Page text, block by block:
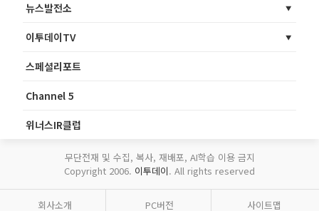
뉴스발전소
이투데이TV
스페셜리포트
Channel 5
위너스IR클럽
무단전재 및 수집, 복사, 재배포, AI학습 이용 금지
Copyright 2006. 이투데이. All rights reserved
회사소개 PC버전 사이트맵